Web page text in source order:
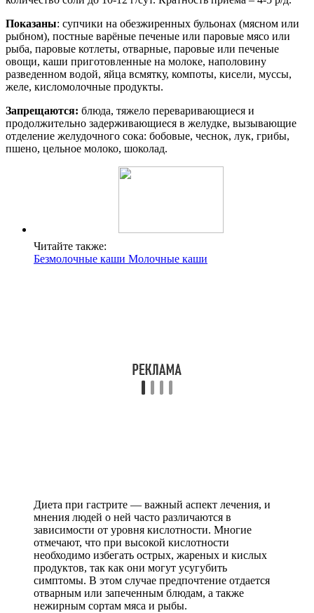
Показаны: супчики на обезжиренных бульонах (мясном или
рыбном), постные варёные печеные или паровые мясо или
рыба, паровые котлеты, отварные, паровые или печеные
овощи, каши приготовленные на молоке, наполовину
разведенном водой, яйца всмятку, компоты, кисели, муссы,
желе, кисломолочные продукты.
Запрещаются: блюда, тяжело переваривающиеся и
продолжительно задерживающиеся в желудке, вызывающие
отделение желудочного сока: бобовые, чеснок, лук, грибы,
пшено, цельное молоко, шоколад.
Читайте также:
Безмолочные каши Молочные каши
Диета при гастрите — важный аспект лечения, и
мнения людей о ней часто различаются в
зависимости от уровня кислотности. Многие
отмечают, что при высокой кислотности
необходимо избегать острых, жареных и кислых
продуктов, так как они могут усугубить
симптомы. В этом случае предпочтение отдается
отварным или запеченным блюдам, а также
нежирным сортам мяса и рыбы.